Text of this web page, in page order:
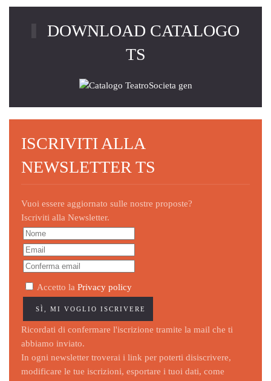
DOWNLOAD CATALOGO
TS
ISCRIVITI ALLA
NEWSLETTER TS
Vuoi essere aggiornato sulle nostre proposte?
Iscriviti alla Newsletter.
Accetto la Privacy policy
Ricordati di confermare l'iscrizione tramite la mail che ti
abbiamo inviato.
In ogni newsletter troverai i link per poterti disiscrivere,
modificare le tue iscrizioni, esportare i tuoi dati, come